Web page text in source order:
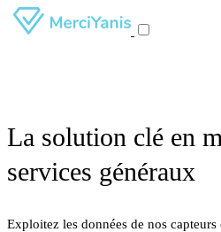
La solution clé en
services généraux
Exploitez les données de nos